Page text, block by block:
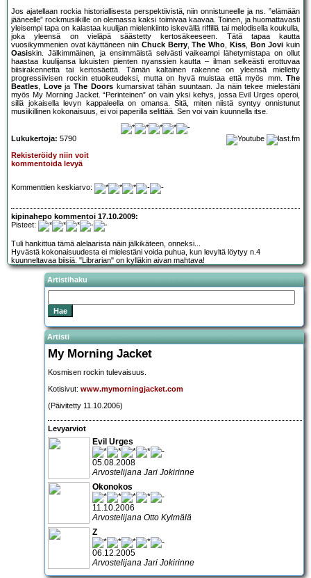
Jos ajatellaan rockia historiallisesta perspektiivistä, niin onnistuneelle ja ns. ”elämään
jääneelle” rockmusiikille on olemassa kaksi toimivaa kaavaa. Toinen, ja huomattavasti
yleisempi tapa on kalastaa kuulijan mielenkiinto iskevällä riffillä tai melodisella koukulla,
joka yleensä on vieläpä säästetty kertosäkeeseen. Tätä tapaa kautta
vuosikymmenien ovat käyttäneen niin Chuck Berry,The Who, Kiss, Bon Jovi kuin
Oasiskin. Jälkimmäinen, ja ensimmäistä selvästi vaikeampi lähetymistapa on ollut
haastaa kuulijansa lukuisten pienten nyanssien kautta – ilman selkeästi erottuvaa
biisirakennetta tai kertosäettä. Tämän kaltainen rakenne on yleensä mielletty
progressiivisen rockin etuoikeudeksi, mutta on hyvä muistaa että myös mm. The
Beatles, LovejaThe Doorskumarsivat tähän suuntaan. Ja näin tekee mielestäni
myös My Morning Jacket. “Perinteinen” on vain yksi kehys, jossa Evil Urges operoi,
sillä jokaisella levyn kappaleella on omansa. Sitä, miten niistä syntyy onnistunut
musiikillinen kokonaisuus, ei voi paperilla selittää. Sen voi vain kuunnella itse.
Lukukertoja: 5790
Rekisteröidy niin voit
kommentoida levyä
Kommenttien keskiarvo:
kipinahepo kommentoi 17.10.2009:
Pisteet:
Tuli hankittua tämä alelaarista näin jälkikäteen, onneksi...
Hyvästä kokonaisuudesta ei mielestäni voida puhua, kun levyltä löytyy n.4
kuunneltavaa biisiä. "Librarian" on kylläkin aivan mahtava!
Artistihaku
Artisti
My Morning Jacket
Kosmisen rockin tulevaisuus.
Kotisivut: www.mymorningjacket.com
(Päivitetty 11.10.2006)
Levyarviot
Evil Urges
05.08.2008
Arvostelijana Jari Jokirinne
Okonokos
11.10.2006
Arvostelijana Otto Kylmälä
Z
06.12.2005
Arvostelijana Jari Jokirinne